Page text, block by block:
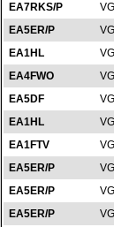
EA7RKS/P
EA5ER/P
EA1HL
EA4FWO
EA5DF
EA1HL
EA1FTV
EA5ER/P
EA5ER/P
EA5ER/P